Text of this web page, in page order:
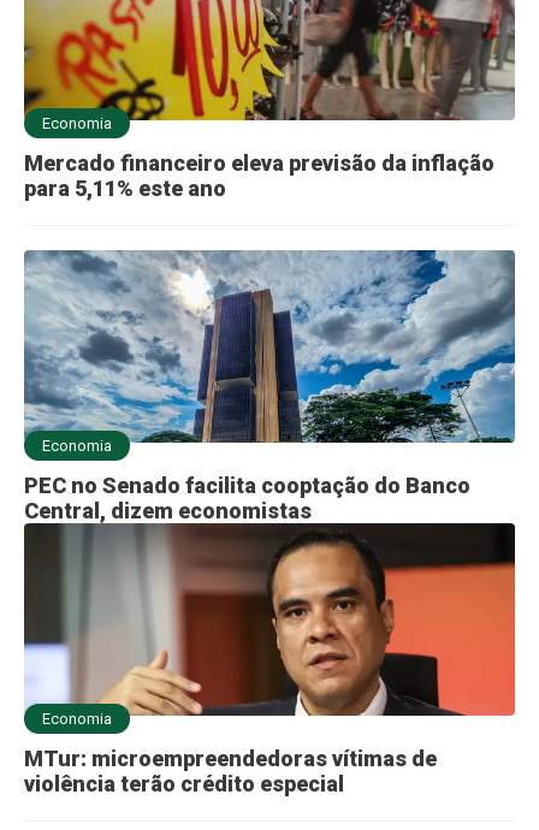
Economia
Mercado financeiro eleva previsão da inflação
para 5,11% este ano
Economia
PEC no Senado facilita cooptação do Banco
Central, dizem economistas
Economia
MTur: microempreendedoras vítimas de
violência terão crédito especial